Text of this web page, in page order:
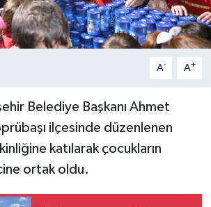
A- A+
Belediye Başkanı Ahmet
ilçesinde düzenlenen
katılarak çocukların
ortak oldu.